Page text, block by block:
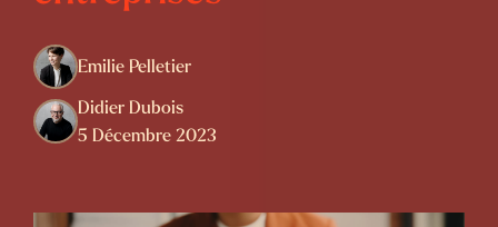
Emilie Pelletier
Didier Dubois
5 Décembre 2023